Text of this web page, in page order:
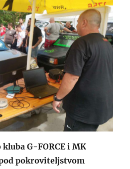
G-FORCE i MK
pod pokroviteljstvom